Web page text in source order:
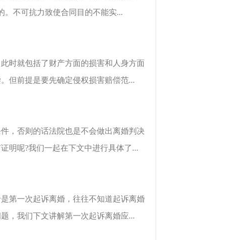
。不可抗力致使合同目的不能实...
时就包括了财产方面的损害和人身方面
但前提是要先确定侵权损害赔偿范...
，否则的话法院也是不会做出离婚判决
明呢?我们一起在下文中进行具体了...
第一次起诉离婚，往往不知道起诉离婚
，我们下文讲解第一次起诉离婚应...